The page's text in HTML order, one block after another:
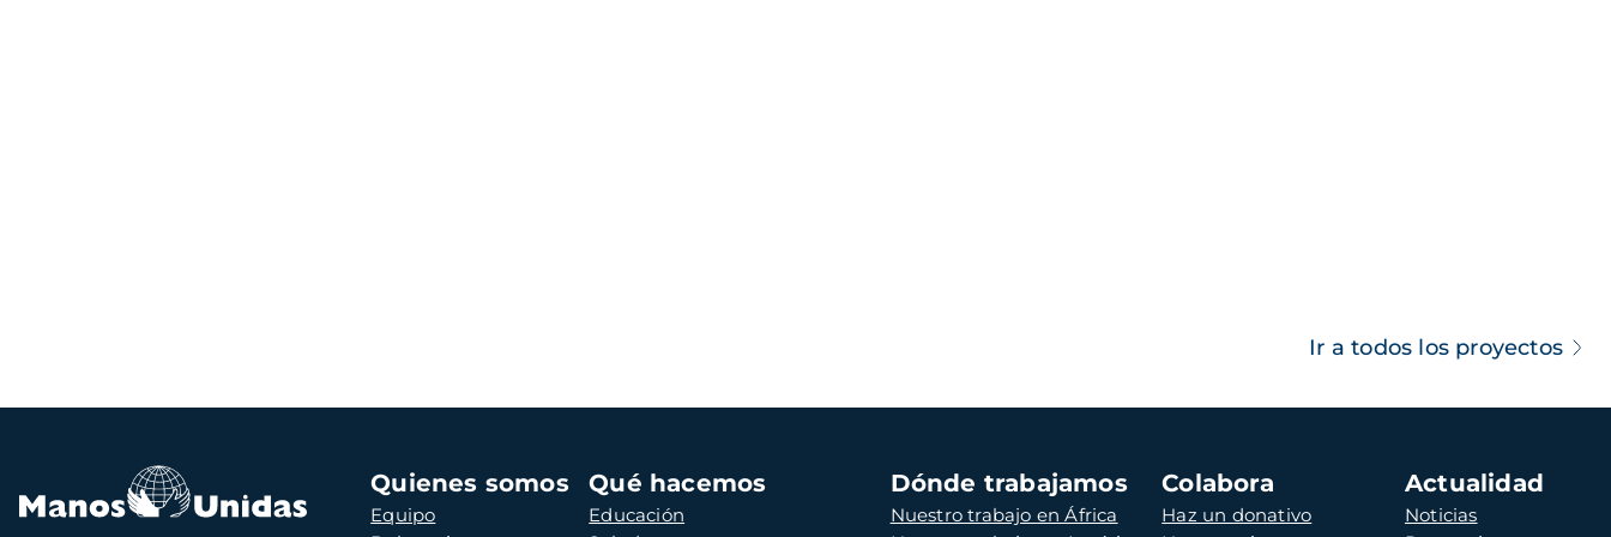
Ir a todos los proyectos
Navegación
principal
Quienes somos
Equipo
Qué hacemos
Educación
Dónde trabajamos
Nuestro trabajo en África
Colabora
Haz un donativo
Actualidad
Noticias